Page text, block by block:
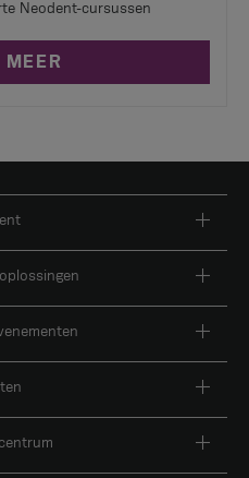
Neodent-cursussen
MEER